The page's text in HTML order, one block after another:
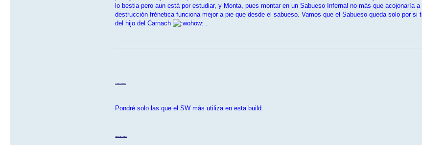
lo bestia pero aun está por estudiar, y Monta, pues montar en un Sabueso Infernal no más que acojonaría
destrucción frénetica funciona mejor a pie que desde el sabueso. Vamos que el Sabueso queda solo por
del hijo del Carnach
.
Pondré solo las que el SW más utiliza en esta build.